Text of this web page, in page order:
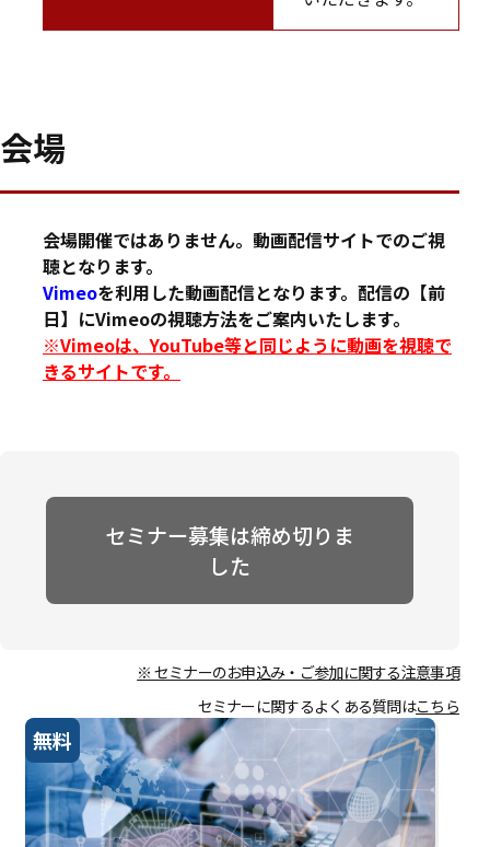
会場
会場開催ではありません。動画配信サイトでのご視
聴となります。
Vimeoを利用した動画配信となります。配信の【前
日】にVimeoの視聴方法をご案内いたします。
※Vimeoは、YouTube等と同じように動画を視聴で
きるサイトです。
セミナー募集は締め切りま
した
※ セミナーのお申込み・ご参加に関する注意事項
セミナーに関するよくある質問はこちら
無料